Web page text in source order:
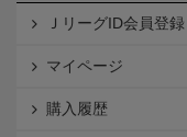
ＪリーグID会員登録
マイページ
購入履歴